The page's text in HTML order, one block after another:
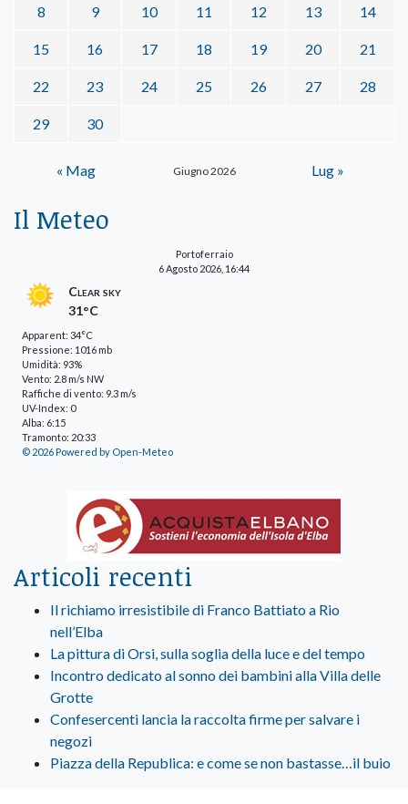
Giugno 2026
8 9 10 11 12 13 14
15 16 17 18 19 20 21
22 23 24 25 26 27 28
29 30
« Mag Lug »
Il Meteo
Portoferraio
6 Agosto 2026, 16:44
Clear sky
31°C
Apparent: 34°C
Pressione: 1016 mb
Umidità: 93%
Vento: 2.8 m/s NW
Raffiche di vento: 9.3 m/s
UV-Index: 0
Alba: 6:15
Tramonto: 20:33
© 2026 Powered by Open-Meteo
Articoli recenti
Il richiamo irresistibile di Franco Battiato a Rio
nell’Elba
La pittura di Orsi, sulla soglia della luce e del tempo
Incontro dedicato al sonno dei bambini alla Villa delle
Grotte
Confesercenti lancia la raccolta firme per salvare i
negozi
Piazza della Republica: e come se non bastasse…il buio